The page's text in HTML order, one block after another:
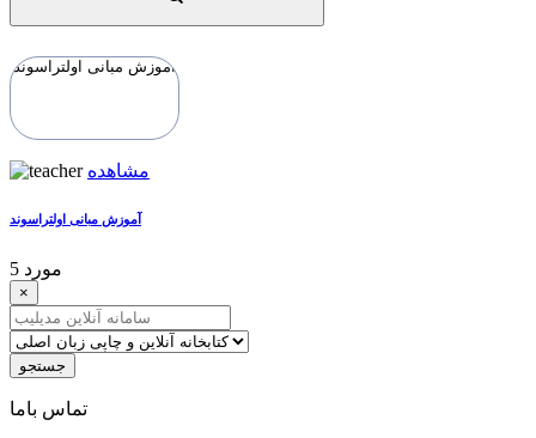
مشاهده
آموزش مبانی اولتراسوند
5 مورد
×
جستجو
ﺗﻤﺎﺱ ﺑﺎﻣﺎ